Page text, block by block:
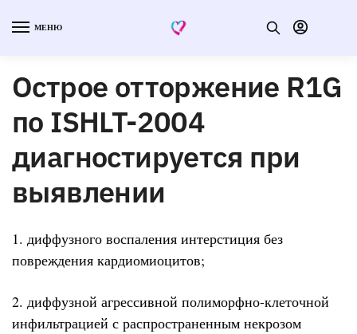
МЕНЮ
Острое отторжение R1G
по ISHLT-2004
диагностируется при
выявлении
1. диффузного воспаления интерстиция без
повреждения кардиомиоцитов;
2. диффузной агрессивной полиморфно-клеточной
инфильтрацией с распространенным некрозом